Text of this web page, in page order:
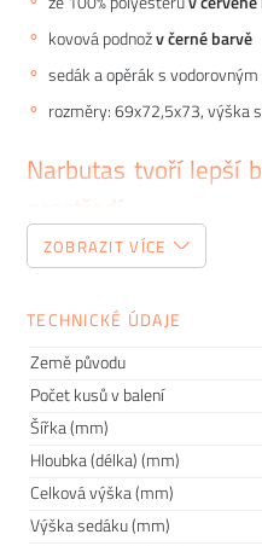
kovová podnožv černé barvě
sedák a opěrák s
rozměry: 69x72,5x73, výška
Narbutas tvoří lepší
prostředí
Moderní severský vzhled,
Narbutas, která se zabývá
velkých i malých kanceláří,
coworkingových center.
Petras Narbutas
, hledal
myšlenka vlastního
designových produktech
té doby se společnost
kancelářského vybavení,
ZOBRAZIT VÍCE
TECHNICKÉ ÚDAJE
Země původu
Počet kusů v balení
Šířka (mm)
Hloubka (délka) (mm)
Celková výška (mm)
Výška sedáku (mm)